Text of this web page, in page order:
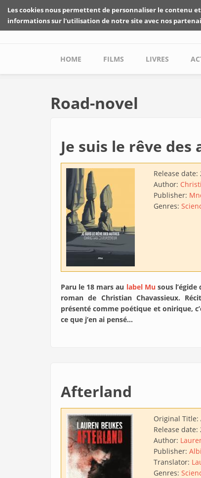
Skip to main content
Main menu
HOME FILMS LIVRES
Road-novel
Je suis le rêve des
Release date:
Author:
Publisher:
Genres:
Paru le 18 mars au label Mu sous
roman de Christian Chavassieux.
présenté comme poétique et onirique,
ce que j’en ai pensé…
Afterland
Original Title:
Release date:
Author:
Publisher:
Translator:
Genres:
Les cookies nous permettent de personnaliser le contenu
informations sur l'utilisation de notre site avec nos